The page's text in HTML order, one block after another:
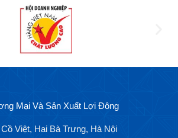
Mại Và Sản Xuất Lợi Đông
Việt, Hai Bà Trưng, Hà Nội